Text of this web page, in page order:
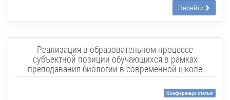
Перейти
Реализация в образовательном процессе
субъектной позиции обучающихся в рамках
преподавания биологии в современной школе
Конференци статья